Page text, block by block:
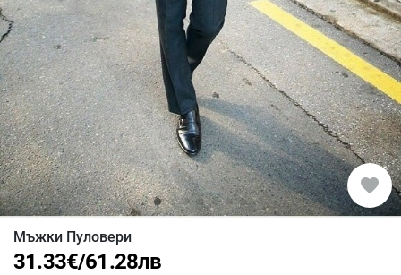
favorite
Мъжки Пуловери
31.33€/61.28лв